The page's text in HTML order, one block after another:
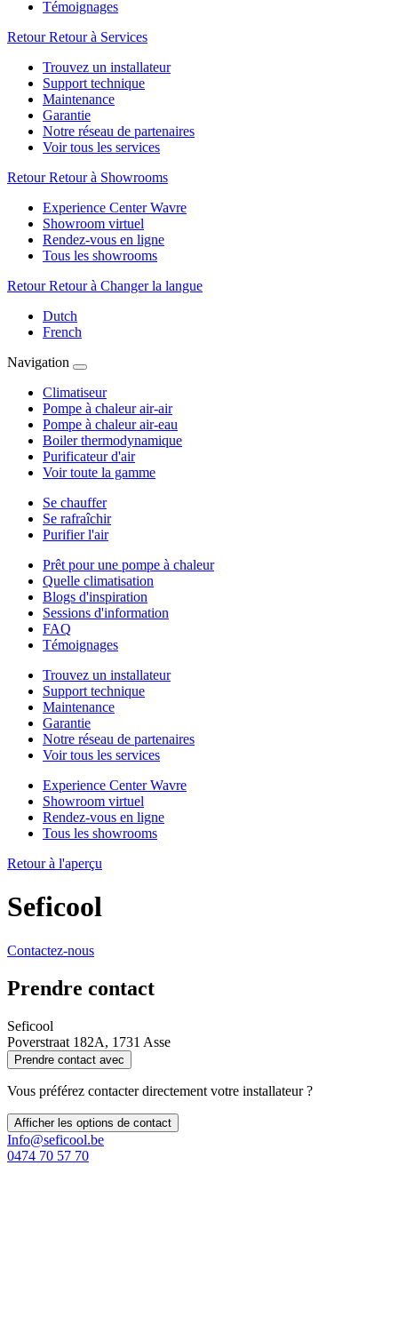
Témoignages
Retour Retour à Services
Trouvez un installateur
Support technique
Maintenance
Garantie
Notre réseau de partenaires
Voir tous les services
Retour Retour à Showrooms
Experience Center Wavre
Showroom virtuel
Rendez-vous en ligne
Tous les showrooms
Retour Retour à Changer la langue
Dutch
French
Navigation
Climatiseur
Pompe à chaleur air-air
Pompe à chaleur air-eau
Boiler thermodynamique
Purificateur d'air
Voir toute la gamme
Se chauffer
Se rafraîchir
Purifier l'air
Prêt pour une pompe à chaleur
Quelle climatisation
Blogs d'inspiration
Sessions d'information
FAQ
Témoignages
Trouvez un installateur
Support technique
Maintenance
Garantie
Notre réseau de partenaires
Voir tous les services
Experience Center Wavre
Showroom virtuel
Rendez-vous en ligne
Tous les showrooms
Retour à l'aperçu
Seficool
Contactez-nous
Prendre contact
Seficool
Poverstraat 182A, 1731 Asse
Prendre contact avec
Vous préférez contacter directement votre installateur ?
Afficher les options de contact
Info@seficool.be
0474 70 57 70